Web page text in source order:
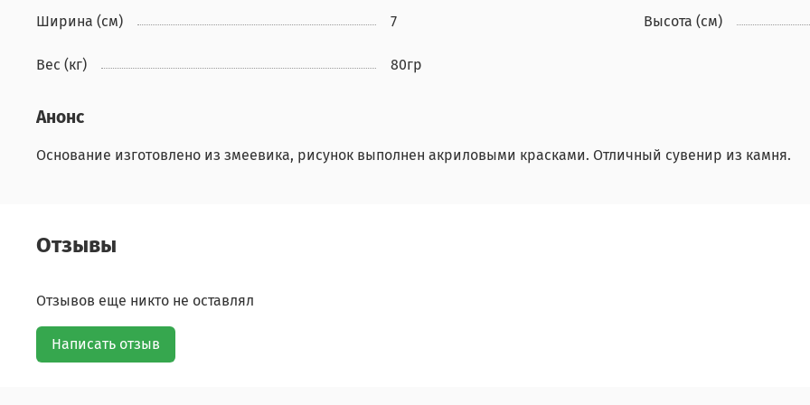
Ширина (см) 7 Высота (см)
Вес (кг) 80гр
Анонс
Основание изготовлено из змеевика, рисунок выполнен акриловыми красками. Отличный сувенир из камня.
Отзывы
Отзывов еще никто не оставлял
Написать отзыв